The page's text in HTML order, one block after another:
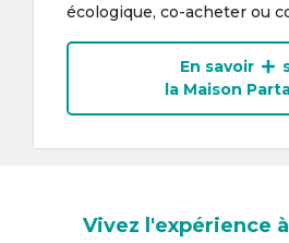
écologique, co-acheter ou
En savoir
la Maison
Vivez l'expérience